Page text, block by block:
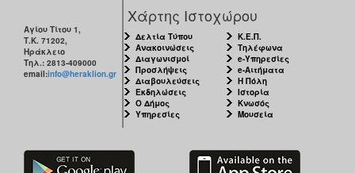
ΠΟΛΙΤΙΣΜΟΣ
ΑΝΘΕΚΤΙΚΗ
Αγίου Τίτου 1,
Τ.Κ. 71202,
Ηράκλειο
Τηλ.: 2813-409000
email:info@heraklion.gr
Χάρτης Ιστοχώρου
Δελτία Τύπου
Ανακοινώσεις
Διαγωνισμοί
Προσλήψεις
Διαβουλεύσεις
Εκδηλώσεις
Ο Δήμος
Υπηρεσίες
Κ.Ε.Π.
Τηλέφωνα
e-Υπηρεσίες
e-Αιτήματα
Η Πόλη
Ιστορία
Κνωσός
Μουσεία